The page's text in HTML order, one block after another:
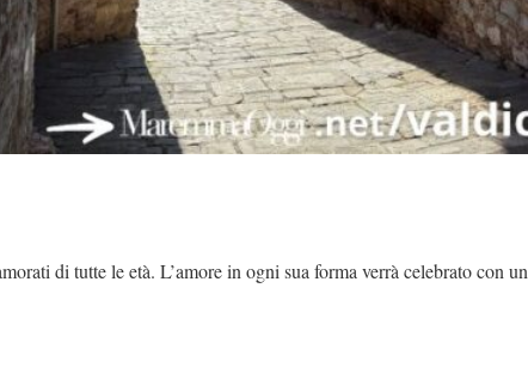
di tutte le età. L’amore in ogni sua forma verrà celebrato con un